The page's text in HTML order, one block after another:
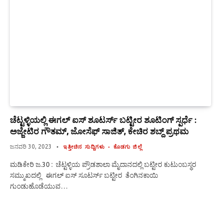
ಚೆಟ್ಟಳ್ಳಿಯಲ್ಲಿ ಈಗಲ್ ಐಸ್ ಶೂಟರ್ಸ್ ಬಟ್ಟೀರ ಶೂಟಿಂಗ್ ಸ್ಪರ್ಧೆ :
ಅಜ್ಜೇಟಿರ ಗೌತಮ್, ಜೋಸೆಫ್ ಸಾಜಿತ್, ಕೇಚಿರ ಶಬ್ದ್ ಪ್ರಥಮ
ಜನವರಿ 30, 2023 ಇತ್ತೀಚಿನ ಸುದ್ದಿಗಳು ಕೊಡಗು ಜಿಲ್ಲೆ
ಮಡಿಕೇರಿ ಜ.30 : ಚೆಟ್ಟಳ್ಳಿಯ ಪ್ರೌಡಶಾಲಾ ಮೈದಾನದಲ್ಲಿ ಬಟ್ಟೀರ ಕುಟುಂಬಸ್ಥರ
ಸಮ್ಮುಖದಲ್ಲಿ ಈಗಲ್ ಐಸ್ ಸೂಟರ್ಸ್ ಬಟ್ಟೀರ ತೆಂಗಿನಕಾಯಿ
ಗುಂಡುಹೊಡೆಯುವ…